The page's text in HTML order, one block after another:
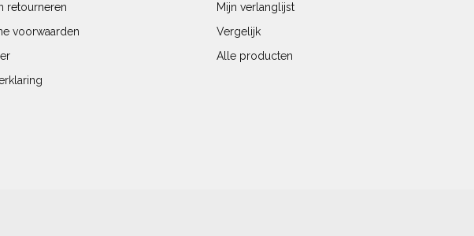
retourneren
voorwaarden
Mijn verlanglijst
Vergelijk
Alle producten